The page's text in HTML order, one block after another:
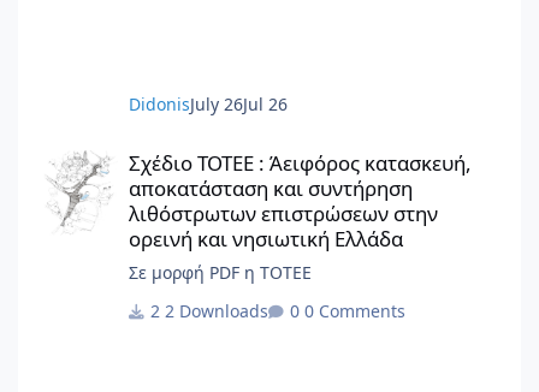
ar.nl www.st-ar.nl
DidonisJuly 26Jul 26
Σχέδιο ΤΟΤΕΕ : Άειφόρος κατασκευή, αποκατάσταση και
Σχέδιο ΤΟΤΕΕ : Άειφόρος κατασκευή,
αποκατάσταση και συντήρηση
λιθόστρωτων επιστρώσεων στην
ορεινή και νησιωτική Ελλάδα
Σε μορφή PDF η ΤΟΤΕΕ
2 Downloads
0 Comments